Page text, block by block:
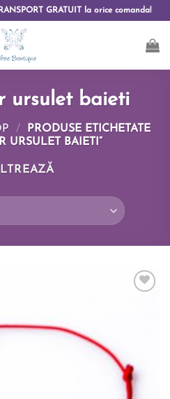
GRATUIT la orice comanda!
ursulet baieti
/
PRODUSE ETICHETATE
URSULET BAIETI”